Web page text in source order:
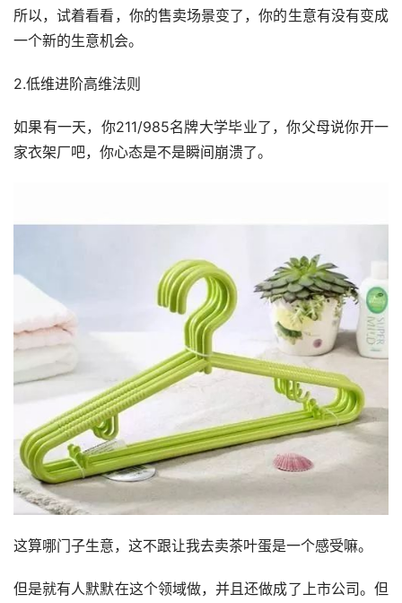
所以，试着看看，你的售卖场景变了，你的生意有没有变成
一个新的生意机会。
2.低维进阶高维法则
如果有一天，你211/985名牌大学毕业了，你父母说你开一
家衣架厂吧，你心态是不是瞬间崩溃了。
这算哪门子生意，这不跟让我去卖茶叶蛋是一个感受嘛。
但是就有人默默在这个领域做，并且还做成了上市公司。但